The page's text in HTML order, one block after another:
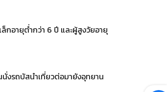
กอายุต่ำกว่า 6 ปี และผู้สูงวัยอายุ
งรถบัสนำเที่ยวต่อมายังอุทยาน